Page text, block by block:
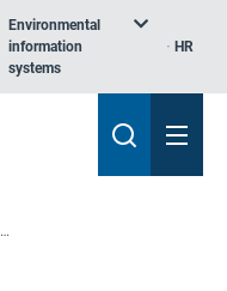
Environmental
information
systems
HR
Program prioritetnih mjera/Centar za regionalne aktivnosti (PAP/RAC)